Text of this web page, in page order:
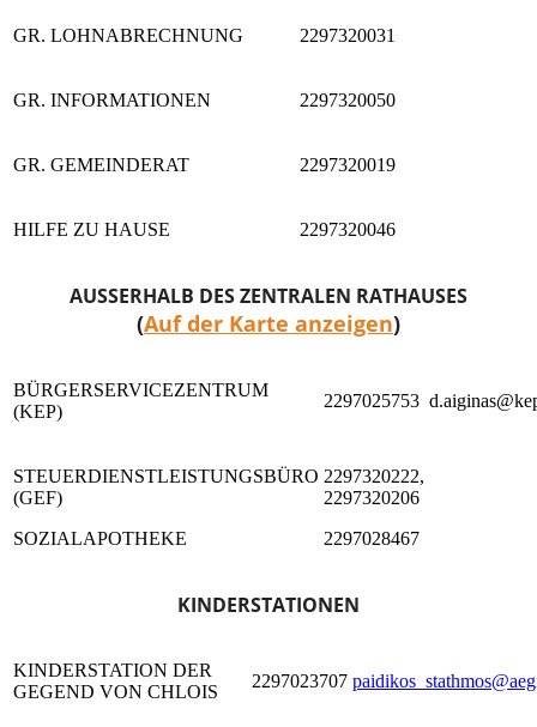
GR. LOHNABRECHNUNG 2297320031
GR. INFORMATIONEN 2297320050
GR. GEMEINDERAT 2297320019
HILFE ZU HAUSE 2297320046
AUSSERHALB DES ZENTRALEN RATHAUSES
(Auf der Karte anzeigen)
BÜRGERSERVICEZENTRUM
(KEP)
2297025753
STEUERDIENSTLEISTUNGSBÜRO
(GEF)
SOZIALAPOTHEKE
2297320222,
2297320206
2297028467
KINDERSTATIONEN
KINDERSTATION DER
GEGEND VON CHLOIS
2297023707